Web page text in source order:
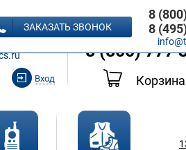
Вход
8 (495) 648
8 (800) 777
Корзина
ЗАКАЗАТЬ ЗВОНОК
8
8